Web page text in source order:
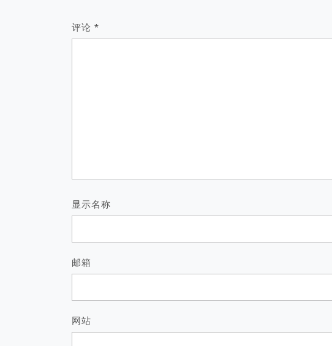
评论 *
显示名称
邮箱
网站